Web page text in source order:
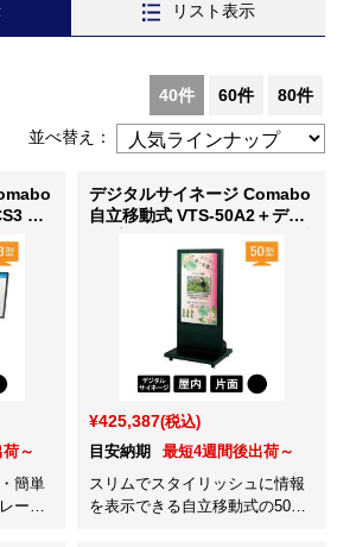
リスト表示
40件 60件 80件
並べ替え：
ブ
～
簡単
ーム
デジタルサイネージ Comabo
自立移動式 VTS-50A2＋ディ
スプレイ 50BDL4050Q/11 ブ
¥425,387(税込)
目安納期
最短4週間後出荷～
スリムでスタイリッシュに情報
を表示できる自立移動式の50型